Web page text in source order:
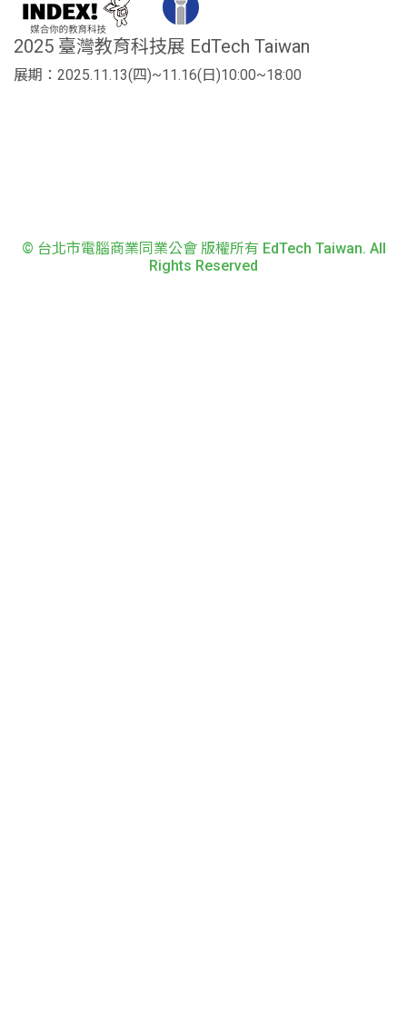
2025 臺灣教育科技展 EdTech Taiwan
展期：2025.11.13(四)~11.16(日)10:00~18:00
© 台北市電腦商業同業公會 版權所有 EdTech Taiwan. All
Rights Reserved